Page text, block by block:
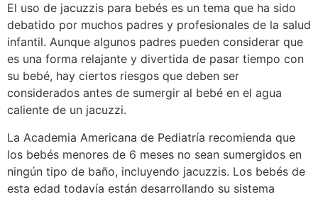
El uso de jacuzzis para bebés es un tema que ha sido
debatido por muchos padres y profesionales de la salud
infantil. Aunque algunos padres pueden considerar que
es una forma relajante y divertida de pasar tiempo con
su bebé, hay ciertos riesgos que deben ser
considerados antes de sumergir al bebé en el agua
caliente de un jacuzzi.
La Academia Americana de Pediatría recomienda que
los bebés menores de 6 meses no sean sumergidos en
ningún tipo de baño, incluyendo jacuzzis. Los bebés de
esta edad todavía están desarrollando su sistema